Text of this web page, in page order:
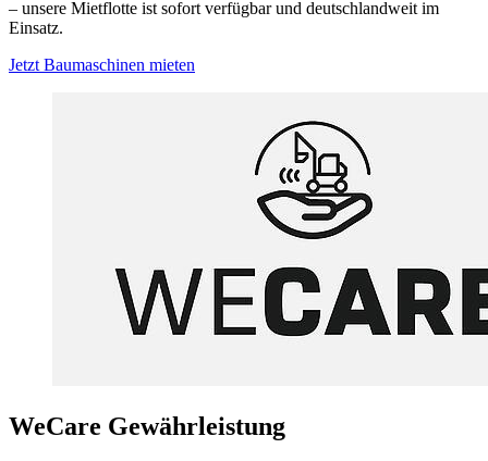
– unsere Mietflotte ist sofort verfügbar und deutschlandweit im
Einsatz.
Jetzt Baumaschinen mieten
WeCare Gewährleistung